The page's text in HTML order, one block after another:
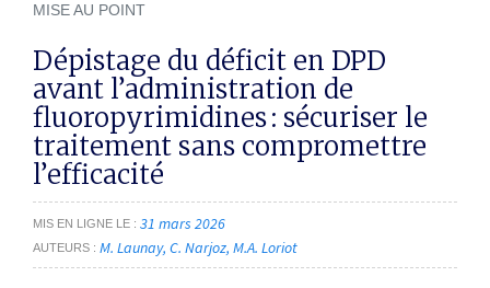
MISE AU POINT
Dépistage du déficit en DPD
avant l’administration de
fluoropyrimidines : sécuriser le
traitement sans compromettre
l’efficacité
MIS EN LIGNE LE 31 mars 2026
AUTEURS M. Launay C. Narjoz M.A. Loriot